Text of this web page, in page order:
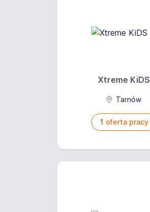
Xtreme KiDS
Tarnów
1 oferta pracy